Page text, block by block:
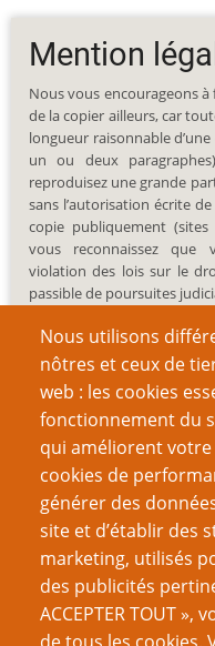
Nous utilisons
nôtres et ceux de
web : les cookies
fonctionnement du
qui améliorent
cookies de
générer des
site et d’établir des
marketing, utilisés
des publicités
ACCEPTER TOUT »,
Mention
Nous vous encourageons
de la copier ailleurs, car
longueur raisonnable
un ou deux
reproduisez une grande
sans l’autorisation écrite
copie publiquement
vous reconnaissez que
violation des lois sur le
passible de poursuites
Recherche
Nom d'utilisateur
Mot de passe